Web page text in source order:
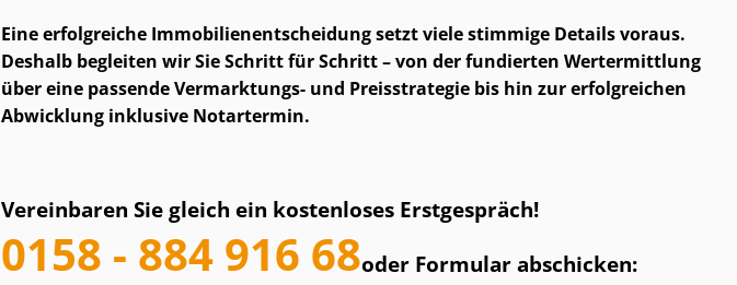
Eine erfolgreiche Im­mo­bi­li­en­ent­schei­dung setzt viele stimmige Details voraus.
Deshalb begleiten wir Sie Schritt für Schritt – von der fundierten Wertermittlung
über eine passende Vermarktungs- und Preisstrategie bis hin zur erfolgreichen
Abwicklung inklusive Notartermin.
Vereinbaren Sie gleich ein kostenloses Erstgespräch!
0158 - 884 916 68oder Formular abschicken: